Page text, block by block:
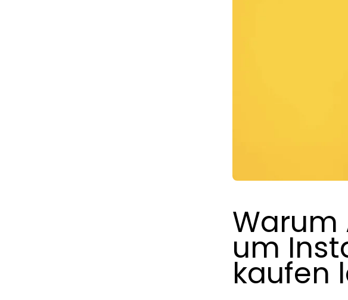
Warum
um
kaufen